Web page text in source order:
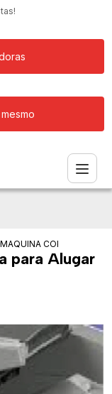
COPIADORA
MAQUINA COPIADORA
para Alugar